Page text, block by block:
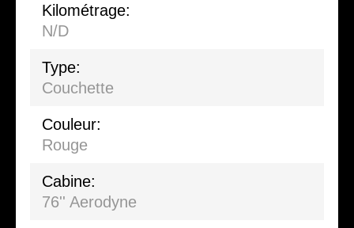
Kilométrage:
N/D
Type:
Couchette
Couleur:
Rouge
Cabine:
76'' Aerodyne